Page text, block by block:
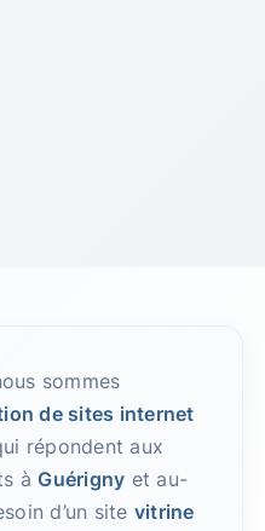
sommes
de sites internet
répondent aux
à Guérigny et au-
d’un site vitrine